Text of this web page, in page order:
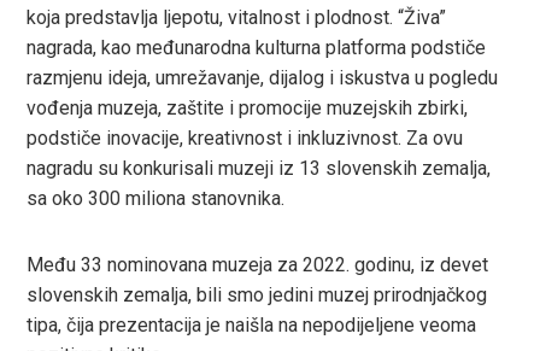
koja predstavlja ljepotu, vitalnost i plodnost. “Živa”
nagrada, kao međunarodna kulturna platforma podstiče
razmjenu ideja, umrežavanje, dijalog i iskustva u pogledu
vođenja muzeja, zaštite i promocije muzejskih zbirki,
podstiče inovacije, kreativnost i inkluzivnost. Za ovu
nagradu su konkurisali muzeji iz 13 slovenskih zemalja,
sa oko 300 miliona stanovnika.
Među 33 nominovana muzeja za 2022. godinu, iz devet
slovenskih zemalja, bili smo jedini muzej prirodnjačkog
tipa, čija prezentacija je naišla na nepodijeljene veoma